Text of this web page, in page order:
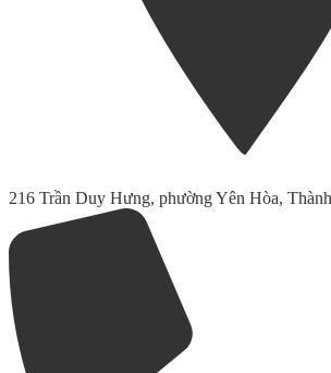
216 Trần Duy Hưng, phường Yên Hòa,